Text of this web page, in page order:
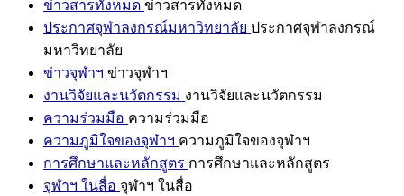
ข่าวสารทั้งหมด ข่าวสารทั้งหมด
ประกาศจุฬาลงกรณ์มหาวิทยาลัย ประกาศจุฬาลงกรณ์
มหาวิทยาลัย
ข่าวจุฬาฯ ข่าวจุฬาฯ
งานวิจัยและนวัตกรรม งานวิจัยและนวัตกรรม
ความร่วมมือ ความร่วมมือ
ความภูมิใจของจุฬาฯ ความภูมิใจของจุฬาฯ
การศึกษาและหลักสูตร การศึกษาและหลักสูตร
จุฬาฯ ในสื่อ จุฬาฯ ในสื่อ